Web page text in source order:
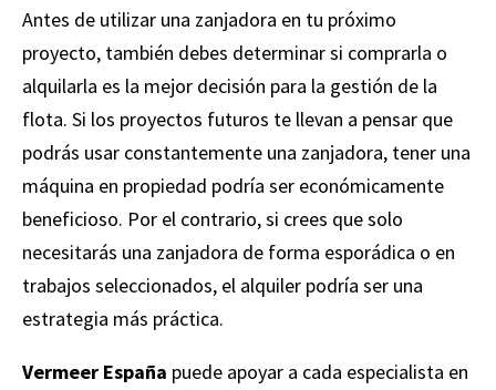
Antes de utilizar una zanjadora en tu próximo
proyecto, también debes determinar si comprarla o
alquilarla es la mejor decisión para la gestión de la
flota. Si los proyectos futuros te llevan a pensar que
podrás usar constantemente una zanjadora, tener una
máquina en propiedad podría ser económicamente
beneficioso. Por el contrario, si crees que solo
necesitarás una zanjadora de forma esporádica o en
trabajos seleccionados, el alquiler podría ser una
estrategia más práctica.
Vermeer España puede apoyar a cada especialista en